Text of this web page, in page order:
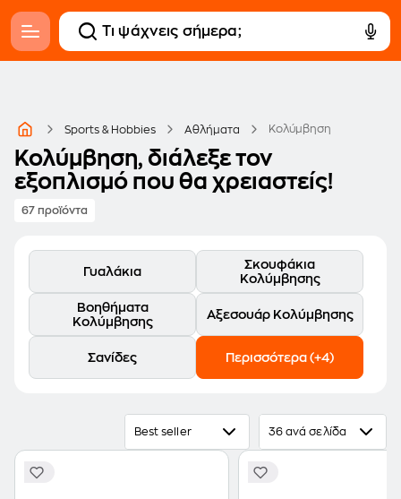
Sports & Hobbies Αθλήματα Κολύμβηση
Κολύμβηση, διάλεξε τον
εξοπλισμό που θα χρειαστείς!
67 προϊόντα
Γυαλάκια
Σκουφάκια
Κολύμβησης
Βοηθήματα
Κολύμβησης
Αξεσουάρ Κολύμβησης
Σανίδες Περισσότερα (+4)
Best seller 36 ανά σελίδα